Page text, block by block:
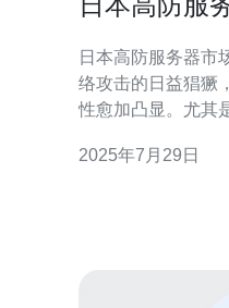
日本高防服务器市
络攻击的日益猖獗
性愈加凸显。尤其
求持续增长。本文
2025年7月29日